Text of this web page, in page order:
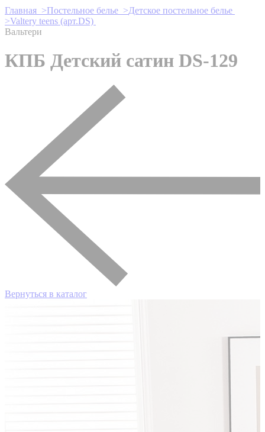
Главная >Постельное белье >Детское постельное белье
>Valtery teens (арт.DS)
Вальтери
КПБ Детский сатин DS-129
Вернуться в каталог